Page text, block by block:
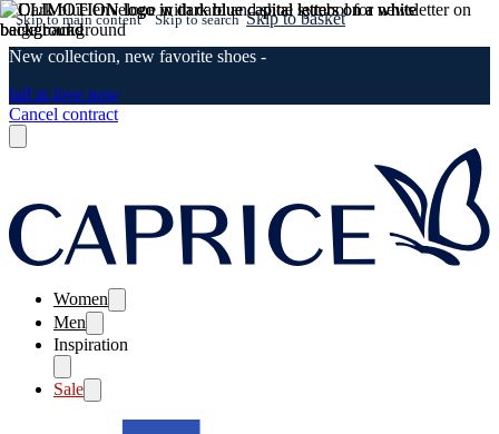
Skip to main content Skip to search Skip to basket
New collection, new favorite shoes -
fall in love now
Cancel contract
Women
Men
Inspiration
Sale